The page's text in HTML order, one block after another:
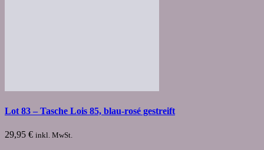
Lot 83 – Tasche Lois 85, blau-rosé gestreift
29,95 € inkl. MwSt.